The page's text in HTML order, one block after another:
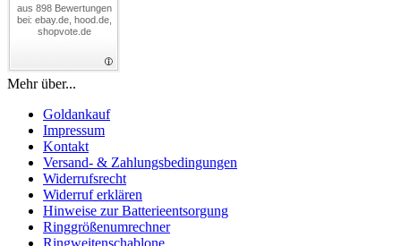
aus 898 Bewertungen
bei: ebay.de, hood.de,
shopvote.de
Mehr über...
Goldankauf
Impressum
Kontakt
Versand- & Zahlungsbedingungen
Widerrufsrecht
Widerruf erklären
Hinweise zur Batterieentsorgung
Ringgrößenumrechner
Ringweitenschablone